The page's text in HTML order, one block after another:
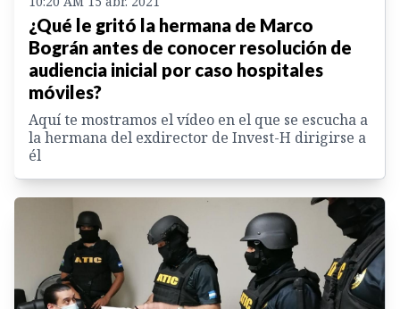
¿Qué le gritó la hermana de Marco
Bográn antes de conocer resolución de
audiencia inicial por caso hospitales
móviles?
Aquí te mostramos el vídeo en el que se escucha a
la hermana del exdirector de Invest-H dirigirse a
él